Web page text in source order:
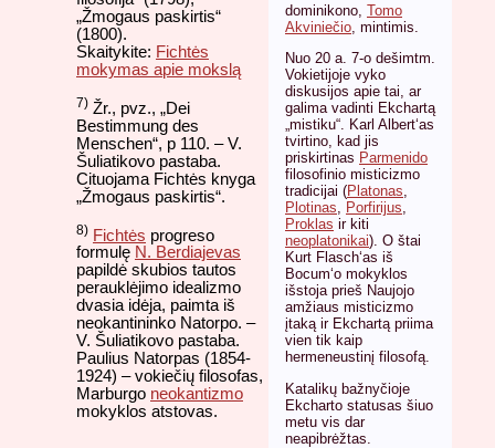
dominikono, Tomo
Akviniečio, mintimis.
Nuo 20 a. 7-o dešimtm.
Vokietijoje vyko
diskusijos apie tai, ar
galima vadinti Ekchartą
„mistiku“. Karl Albert‘as
tvirtino, kad jis
priskirtinas Parmenido
filosofinio misticizmo
tradicijai (Platonas,
Plotinas, Porfirijus,
Proklas ir kiti
neoplatonikai). O štai
Kurt Flasch‘as iš
Bocum‘o mokyklos
išstoja prieš Naujojo
amžiaus misticizmo
įtaką ir Ekchartą priima
vien tik kaip
hermeneustinį filosofą.
Katalikų bažnyčioje
Ekcharto statusas šiuo
metu vis dar
neapibrėžtas.
„Žmogaus paskirtis“
(1800).
Skaitykite: Fichtės
mokymas apie mokslą
7) Žr., pvz., „Dei
Bestimmung des
Menschen“, p 110. – V.
Šuliatikovo pastaba.
Cituojama Fichtės knyga
„Žmogaus paskirtis“.
8) Fichtės progreso
formulę N. Berdiajevas
papildė skubios tautos
perauklėjimo idealizmo
dvasia idėja, paimta iš
neokantininko Natorpo. –
V. Šuliatikovo pastaba.
Paulius Natorpas (1854-
1924) – vokiečių filosofas,
Marburgo neokantizmo
mokyklos atstovas.